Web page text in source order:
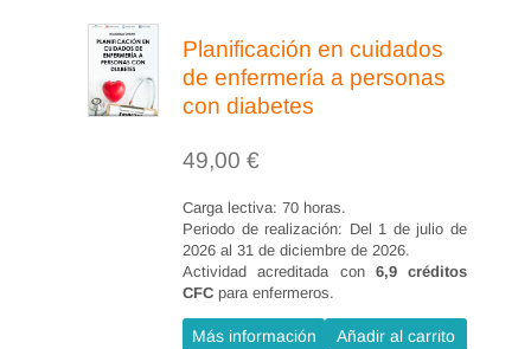
Planificación en cuidados
de enfermería a personas
con diabetes
49,00 €
Carga lectiva: 70 horas.
Periodo de realización: Del 1 de julio de
2026 al 31 de diciembre de 2026.
Actividad acreditada con 6,9 créditos
CFC para enfermeros.
Más información Añadir al carrito